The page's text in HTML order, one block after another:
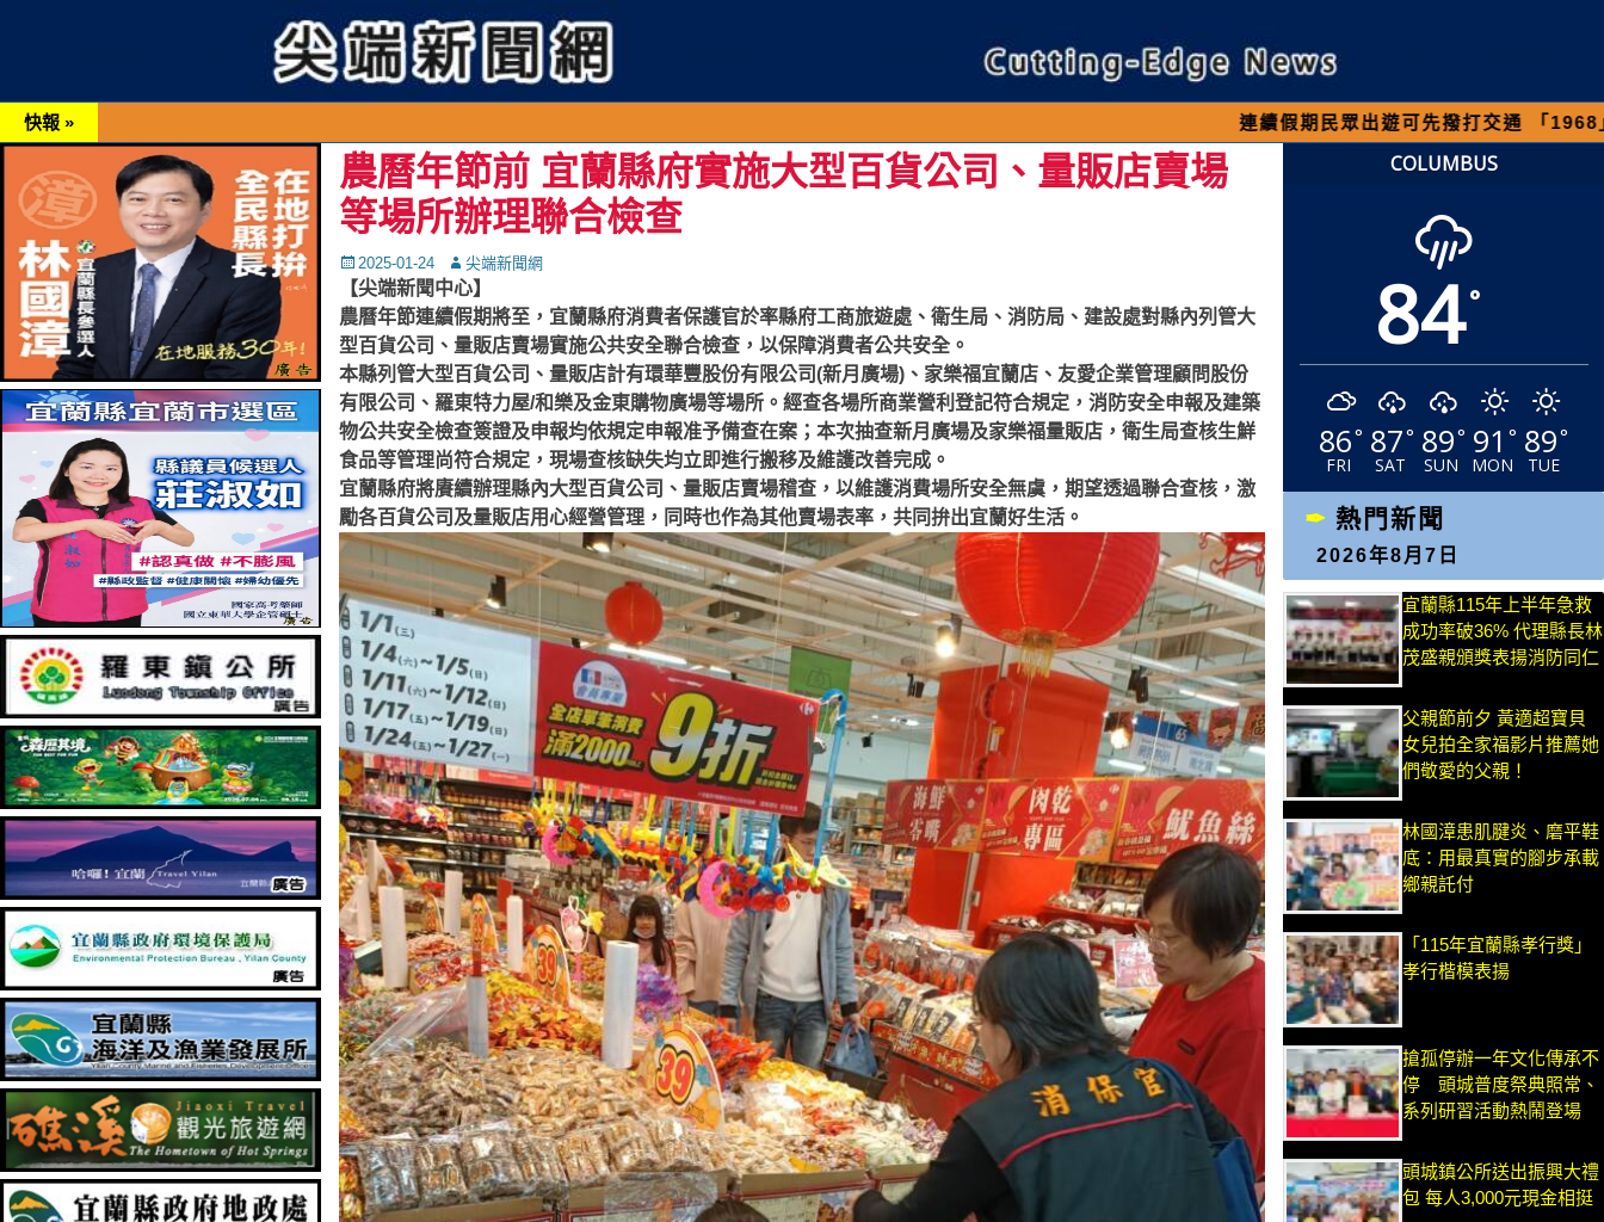
快報 » 連續假期民眾出遊可先撥打交通 「1968」客服專線，以
農曆年節前 宜蘭縣府實施大型百貨公司、量販店賣場
等場所辦理聯合檢查
Posted
on
2025-01-24 Autor尖端新聞網
【尖端新聞中心】
農曆年節連續假期將至，宜蘭縣府消費者保護官於率縣府工商旅遊處、衛生局、消防局、建設處對縣內列管大
型百貨公司、量販店賣場實施公共安全聯合檢查，以保障消費者公共安全。
本縣列管大型百貨公司、量販店計有環華豐股份有限公司(新月廣場)、家樂福宜蘭店、友愛企業管理顧問股份
有限公司、羅東特力屋/和樂及金東購物廣場等場所。經查各場所商業營利登記符合規定，消防安全申報及建築
物公共安全檢查簽證及申報均依規定申報准予備查在案；本次抽查新月廣場及家樂福量販店，衛生局查核生鮮
食品等管理尚符合規定，現場查核缺失均立即進行搬移及維護改善完成。
宜蘭縣府將賡續辦理縣內大型百貨公司、量販店賣場稽查，以維護消費場所安全無虞，期望透過聯合查核，激
勵各百貨公司及量販店用心經營管理，同時也作為其他賣場表率，共同拚出宜蘭好生活。
COLUMBUS
84°
86°
FRI
87°
SAT
89°
SUN
91 °
MON
89°
TUE
熱門新聞
2026年8月7日
宜蘭縣115年上半年急救
成功率破36% 代理縣長林
茂盛親頒獎表揚消防同仁
父親節前夕 黃適超寶貝
女兒拍全家福影片推薦她
們敬愛的父親！
林國漳患肌腱炎、磨平鞋
底：用最真實的腳步承載
鄉親託付
「115年宜蘭縣孝行獎」
孝行楷模表揚
搶孤停辦一年文化傳承不
停 頭城普度祭典照常、
系列研習活動熱鬧登場
頭城鎮公所送出振興大禮
包 每人3,000元現金相挺